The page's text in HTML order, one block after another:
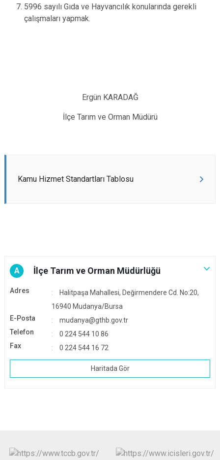
5996 sayılı Gıda ve Hayvancılık konularında gerekli
çalışmaları yapmak.
Ergün KARADAĞ
İlçe Tarım ve Orman Müdürü
Kamu Hizmet Standartları Tablosu
A İlçe Tarım ve Orman Müdürlüğü
Adres
Halitpaşa Mahallesi, Değirmendere Cd. No:20,
16940 Mudanya/Bursa
E-Posta
mudanya@gthb.gov.tr
Telefon
0 224 544 10 86
Fax
0 224 544 16 72
Haritada Gör